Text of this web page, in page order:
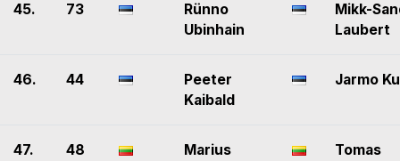
45. 73
Rünno
Ubinhain
Mikk-
Laubert
46. 44
Peeter
Kaibald
Jarmo
47. 48
Marius
Tomas